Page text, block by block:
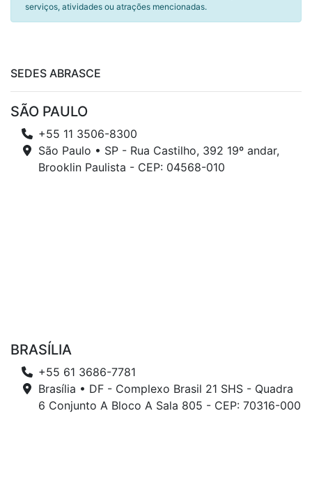
serviços, atividades ou atrações mencionadas.
SEDES ABRASCE
SÃO PAULO
+55 11 3506-8300
São Paulo • SP - Rua Castilho, 392 19º andar,
Brooklin Paulista - CEP: 04568-010
BRASÍLIA
+55 61 3686-7781
Brasília • DF - Complexo Brasil 21 SHS - Quadra
6 Conjunto A Bloco A Sala 805 - CEP: 70316-000